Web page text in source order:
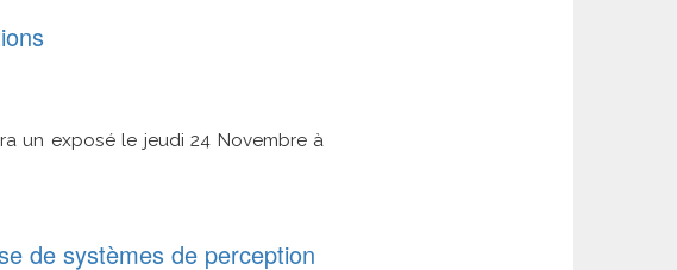
un exposé le jeudi 24 Novembre à
de systèmes de perception